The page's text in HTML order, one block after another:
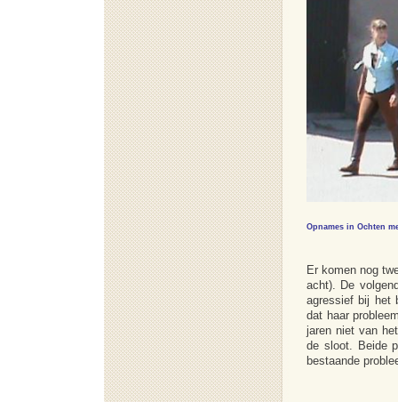
Opnames in Ochten
Er komen nog
acht). De
agressief bij het
dat haar
jaren niet van
de sloot. Beide
bestaande